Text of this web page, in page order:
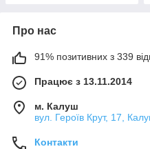
Про нас
91% позитивних з 339
Працює з 13.11.2014
м. Калуш
вул. Героїв Крут, 17,
Контакти